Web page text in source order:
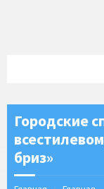
Городские
бриз»